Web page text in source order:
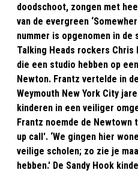
doodschoot, zongen met
van de evergreen
nummer is opgenomen in de
Talking Heads rockers Chris
die een studio hebben op
Newton. Frantz vertelde in
Weymouth New York City
kinderen in een veiliger
Frantz noemde de Newtown
up call'. ‘We gingen hier
veilige scholen; zo zie je
hebben.' De Sandy Hook